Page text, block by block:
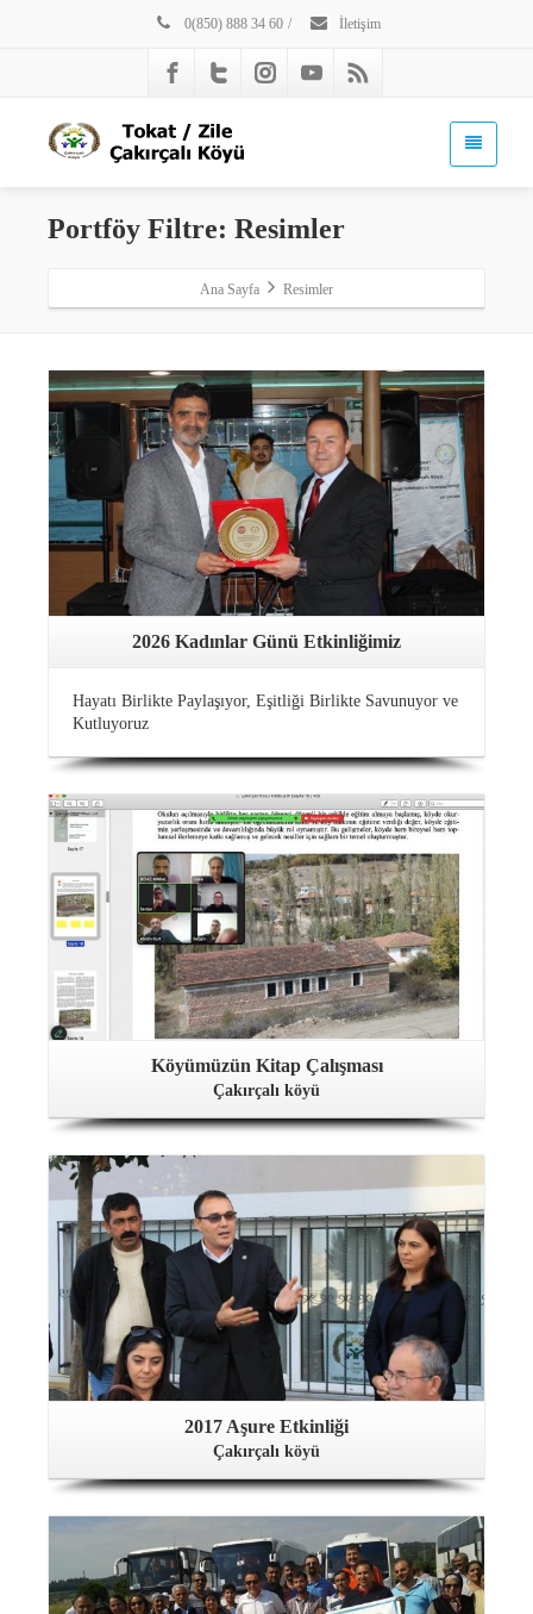
0(850) 888 34 60 / İletişim
Portföy Filtre: Resimler
Ana Sayfa Resimler
2026 Kadınlar Günü Etkinliğimiz
Hayatı Birlikte Paylaşıyor, Eşitliği Birlikte Savunuyor ve
Kutluyoruz
Köyümüzün Kitap Çalışması
Çakırçalı köyü
2017 Aşure Etkinliği
Çakırçalı köyü